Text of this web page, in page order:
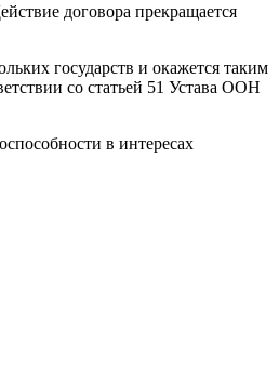
договора прекращается
государств и окажется таким
со статьей 51 Устава ООН
в интересах